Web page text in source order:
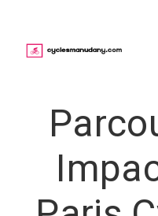
content